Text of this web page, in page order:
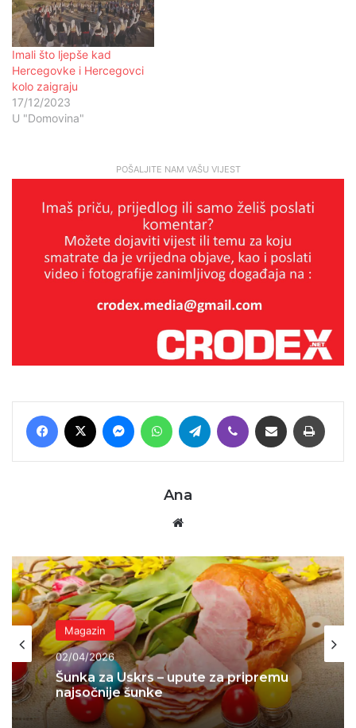
Imali što ljepše kad
Hercegovke i Hercegovci
kolo zaigraju
17/12/2023
U "Domovina"
POŠALJITE NAM VAŠU VIJEST
Facebook MessengerWhatsAppTelegram Viber Podijeli putem E-maila
Ana
Magazin
02/04/2026
Šunka za Uskrs – upute za pripremu
najsočnije šunke